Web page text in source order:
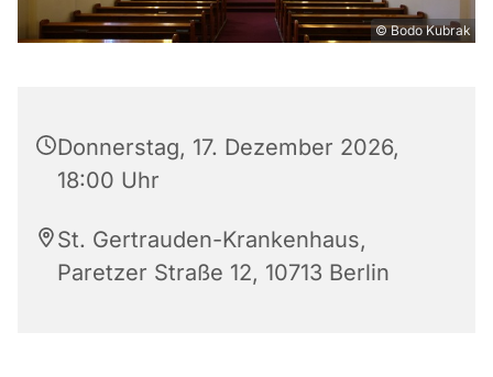
© Bodo Kubrak
Donnerstag, 17. Dezember 2026,
18:00 Uhr
St. Gertrauden-Krankenhaus,
Paretzer Straße 12, 10713 Berlin